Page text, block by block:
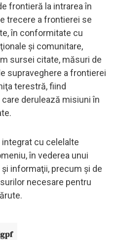
frontieră la intrarea în
trecere a frontierei se
în conformitate cu
şi comunitare,
sursei citate, măsuri de
supraveghere a frontierei
terestră, fiind
derulează misiuni în
cu celelalte
în vederea unui
informaţii, precum şi de
necesare pentru